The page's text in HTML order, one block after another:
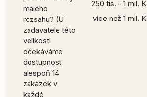
malého
rozsahu? (U
zadavatele této
velikosti
očekáváme
dostupnost
alespoň 14
zakázek v
každé
250 tis. - 1 mil.
více než 1 mil.